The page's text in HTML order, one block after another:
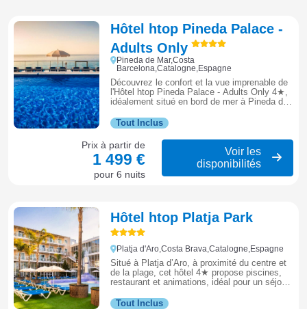
Hôtel htop Pineda Palace -
Adults Only
Pineda de Mar,Costa
Barcelona,Catalogne,Espagne
Découvrez le confort et la vue imprenable de
l'Hôtel htop Pineda Palace - Adults Only 4★,
idéalement situé en bord de mer à Pineda de
Tout Inclus
Prix à partir de
1 499 €
pour 6 nuits
Voir les
disponibilités
Hôtel htop Platja Park
Platja d'Aro,Costa Brava,Catalogne,Espagne
Situé à Platja d’Aro, à proximité du centre et
de la plage, cet hôtel 4★ propose piscines,
restaurant et animations, idéal pour un séjour
Brava.
Tout Inclus